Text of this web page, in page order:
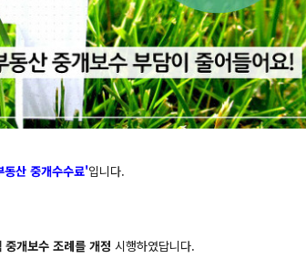
동산 중개수수료'입니다.
개보수 조례를 개정 시행하였답니다.